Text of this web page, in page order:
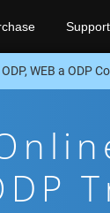
Support
WEB a ODP